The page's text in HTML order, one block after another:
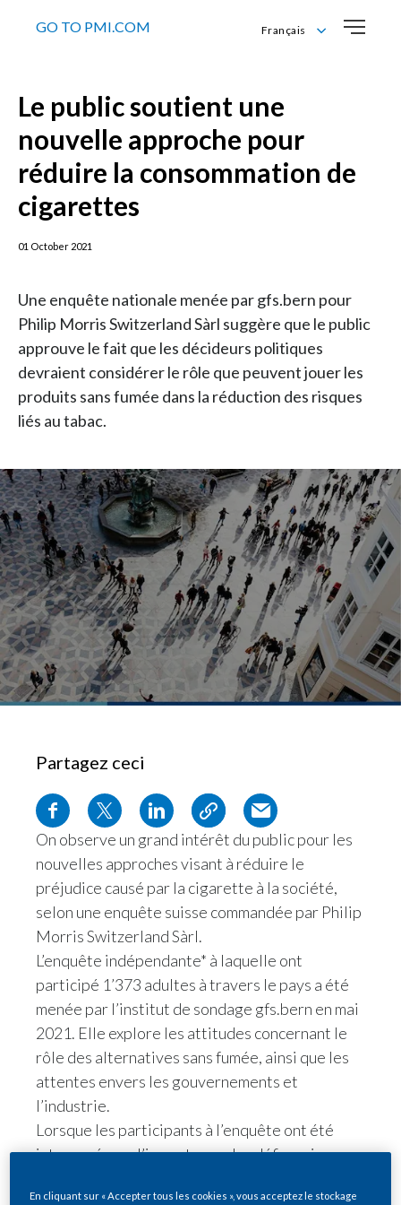
GO TO PMI.COM
Français
Français
Le public soutient une
nouvelle approche pour
réduire la consommation de
cigarettes
01 October 2021
Une enquête nationale menée par gfs.bern pour
Philip Morris Switzerland Sàrl suggère que le public
approuve le fait que les décideurs politiques
devraient considérer le rôle que peuvent jouer les
produits sans fumée dans la réduction des risques
liés au tabac.
Partagez ceci
On observe un grand intérêt du public pour les
nouvelles approches visant à réduire le
préjudice causé par la cigarette à la société,
selon une enquête suisse commandée par Philip
Morris Switzerland Sàrl.
L’enquête indépendante* à laquelle ont
participé 1’373 adultes à travers le pays a été
menée par l’institut de sondage gfs.bern en mai
2021. Elle explore les attitudes concernant le
rôle des alternatives sans fumée, ainsi que les
attentes envers les gouvernements et
l’industrie.
Lorsque les participants à l’enquête ont été
interrogés sur l’importance des défis majeurs
En cliquant sur « Accepter tous les cookies », vous acceptez le stockage